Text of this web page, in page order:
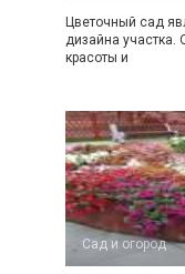
Цветочный сад
дизайна участка.
красоты и
Сад и огород